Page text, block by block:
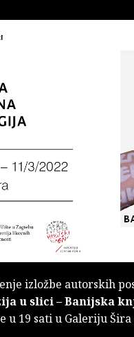
izložbe autorskih
u slici – Banijska
u 19 sati u Galeriju